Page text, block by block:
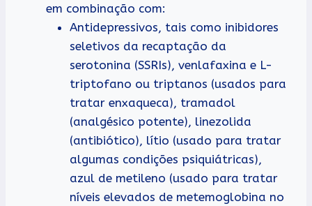
em combinação com:
Antidepressivos, tais como inibidores
seletivos da recaptação da
serotonina (SSRIs), venlafaxina e L-
triptofano ou triptanos (usados para
tratar enxaqueca), tramadol
(analgésico potente), linezolida
(antibiótico), lítio (usado para tratar
algumas condições psiquiátricas),
azul de metileno (usado para tratar
níveis elevados de metemoglobina no